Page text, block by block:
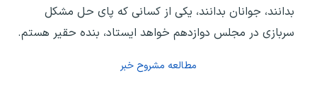
بدانند، جوانان بدانند، یکی از کسانی که پای حل مشکل
سربازی در مجلس دوازدهم خواهد ایستاد، بنده حقیر هستم.
مطالعه مشروح خبر